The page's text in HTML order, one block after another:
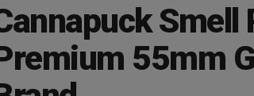
Smell
55mm